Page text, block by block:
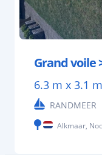
Grand voile
6.3 m x 3.1 m
RANDMEER
Alkmaar,